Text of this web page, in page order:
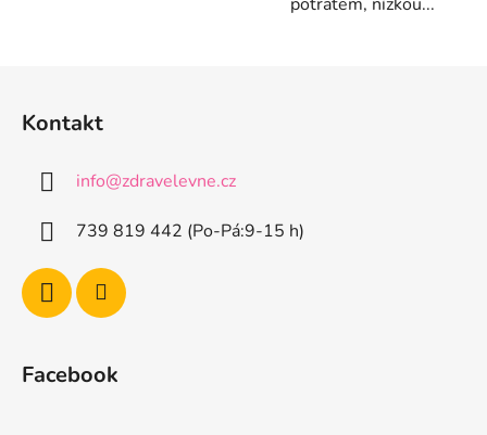
Kontakt
info@zdravelevne.cz
739 819 442 (Po-Pá:9-15 h)
Facebook